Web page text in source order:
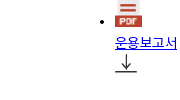
운용보고서